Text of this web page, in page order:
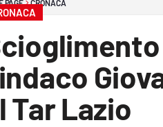
PAGE CRONACA
Tar Lazio